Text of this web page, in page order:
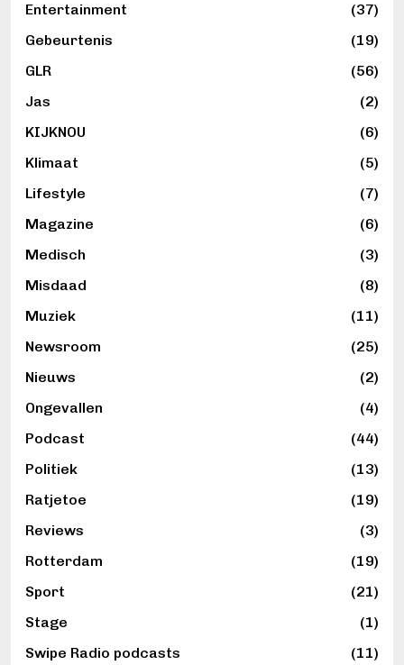
Entertainment
(37)
Gebeurtenis
(19)
GLR
(56)
Jas
(2)
KIJKNOU
(6)
Klimaat
(5)
Lifestyle
(7)
Magazine
(6)
Medisch
(3)
Misdaad
(8)
Muziek
(11)
Newsroom
(25)
Nieuws
(2)
Ongevallen
(4)
Podcast
(44)
Politiek
(13)
Ratjetoe
(19)
Reviews
(3)
Rotterdam
(19)
Sport
(21)
Stage
(1)
Swipe Radio podcasts
(11)